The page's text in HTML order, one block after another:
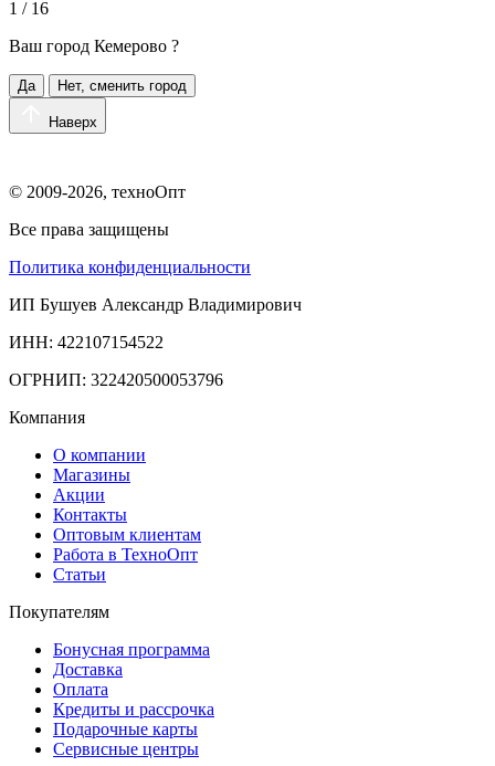
1 / 16
Ваш город Кемерово ?
Да Нет, сменить город
Наверх
© 2009-2026, техноОпт
Все права защищены
Политика конфиденциальности
ИП Бушуев Александр Владимирович
ИНН: 422107154522
ОГРНИП: 322420500053796
Компания
О компании
Магазины
Акции
Контакты
Оптовым клиентам
Работа в ТехноОпт
Статьи
Покупателям
Бонусная программа
Доставка
Оплата
Кредиты и рассрочка
Подарочные карты
Сервисные центры